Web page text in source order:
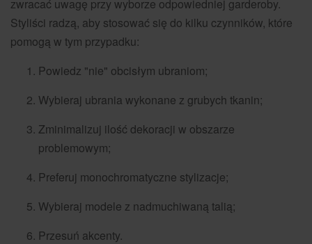
zwracać uwagę przy wyborze odpowiedniej garderoby.
Styliści radzą, aby stosować się do kilku czynników, które
pomogą w tym przypadku:
Powiedz "nie" obcisłym ubraniom;
Wybieraj ubrania wykonane z grubych tkanin;
Zminimalizuj ilość dekoracji w obszarze
problemowym;
Preferuj monochromatyczne stylizacje;
Wybieraj modele z nadmuchiwaną talią;
Przesuń akcenty.